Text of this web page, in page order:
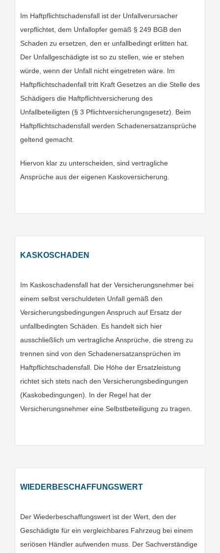
Im Haftpflichtschadensfall ist der Unfallverursacher
verpflichtet, dem Unfallopfer gemäß § 249 BGB den
Schaden zu ersetzen, den er unfallbedingt erlitten hat.
Der Unfallgeschädigte ist so zu stellen, wie er stehen
würde, wenn der Unfall nicht eingetreten wäre. Im
Haftpflichtschadenfall tritt Kraft Gesetzes an die Stelle des
Schädigers die Haftpflichtversicherung des
Unfallbeteiligten (§ 3 Pflichtversicherungsgesetz). Beim
Haftpflichtschadensfall werden Schadenersatzansprüche
geltend gemacht.
Hiervon klar zu unterscheiden, sind vertragliche
Ansprüche aus der eigenen Kaskoversicherung.
KASKOSCHADEN
Im Kaskoschadensfall hat der Versicherungsnehmer bei
einem selbst verschuldeten Unfall gemäß den
Versicherungsbedingungen Anspruch auf Ersatz der
unfallbedingten Schäden. Es handelt sich hier
ausschließlich um vertragliche Ansprüche, die streng zu
trennen sind von den Schadenersatzansprüchen im
Haftpflichtschadensfall. Die Höhe der Ersatzleistung
richtet sich stets nach den Versicherungsbedingungen
(Kaskobedingungen). In der Regel hat der
Versicherungsnehmer eine Selbstbeteiligung zu tragen.
WIEDERBESCHAFFUNGSWERT
Der Wiederbeschaffungswert ist der Wert, den der
Geschädigte für ein vergleichbares Fahrzeug bei einem
seriösen Händler aufwenden muss. Der Sachverständige